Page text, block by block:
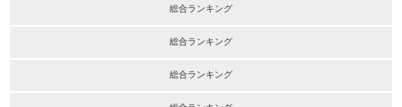
総合ランキング
総合ランキング
総合ランキング